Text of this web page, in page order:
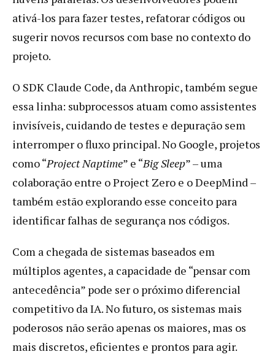
ativá-los para fazer testes, refatorar códigos ou
sugerir novos recursos com base no contexto do
projeto.
O SDK Claude Code, da Anthropic, também segue
essa linha: subprocessos atuam como assistentes
invisíveis, cuidando de testes e depuração sem
interromper o fluxo principal. No Google, projetos
como “Project Naptime” e “Big Sleep” – uma
colaboração entre o Project Zero e o DeepMind –
também estão explorando esse conceito para
identificar falhas de segurança nos códigos.
Com a chegada de sistemas baseados em
múltiplos agentes, a capacidade de “pensar com
antecedência” pode ser o próximo diferencial
competitivo da IA. No futuro, os sistemas mais
poderosos não serão apenas os maiores, mas os
mais discretos, eficientes e prontos para agir.